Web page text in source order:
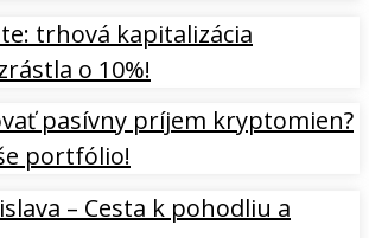
trhová kapitalizácia
o 10%!
pasívny príjem kryptomien?
portfólio!
– Cesta k pohodliu a